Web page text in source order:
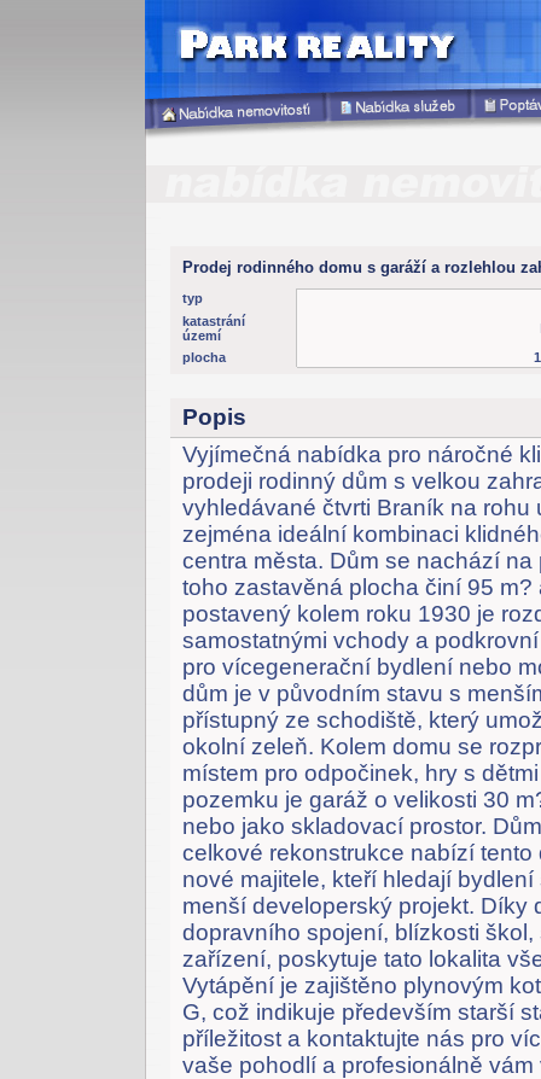
Prodej rodinného domu s garáží a rozlehlou
typ
katastrání
území
plocha
Popis
Vyjímečná nabídka pro náročné
prodeji rodinný dům s velkou
vyhledávané čtvrti Braník na rohu
zejména ideální kombinaci
centra města. Dům se nachází
toho zastavěná plocha činí 95
postavený kolem roku 1930 je
samostatnými vchody a
pro vícegenerační bydlení nebo
dům je v původním stavu s
přístupný ze schodiště, který
okolní zeleň. Kolem domu se
místem pro odpočinek, hry s
pozemku je garáž o velikosti 30
nebo jako skladovací prostor.
celkové rekonstrukce nabízí
nové majitele, kteří hledají
menší developerský projekt. Díky
dopravního spojení, blízkosti
zařízení, poskytuje tato lokalita
Vytápění je zajištěno plynovým
G, což indikuje především starší
příležitost a kontaktujte nás pro
vaše pohodlí a profesionálně